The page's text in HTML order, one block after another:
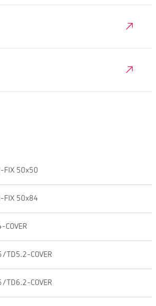
FIX 50x50
FIX 50x84
COVER
TD5.2-COVER
TD6.2-COVER